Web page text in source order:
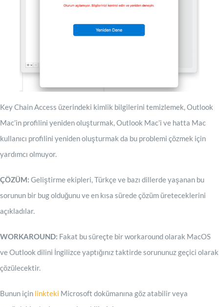
Key Chain Access üzerindeki kimlik bilgilerini temizlemek, Outlook
Mac’in profilini yeniden oluşturmak, Outlook Mac’i ve hatta Mac
kullanıcı profilini yeniden oluşturmak da bu problemi çözmek için
yardımcı olmuyor.
ÇÖZÜM: Geliştirme ekipleri, Türkçe ve bazı dillerde yaşanan bu
sorunun bir bug olduğunu ve en kısa sürede çözüm üreteceklerini
açıkladılar.
WORKAROUND: Fakat bu süreçte bir workaround olarak MacOS
ve Outlook dilini İngilizce yaptığınız taktirde sorununuz geçici olarak
çözülecektir.
Bunun için linkteki Microsoft dokümanına göz atabilir veya